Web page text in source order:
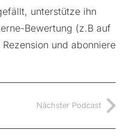
unterstütze ihn
Bewertung (z.B auf
und abonniere
Nächster Podcast